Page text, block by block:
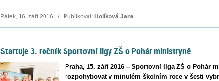
Pátek, 16. září 2016 / Publikoval: Holíková Jana
Startuje 3. ročník Sportovní ligy ZŠ o Pohár ministryně
Praha, 15. září 2016 – Sportovní liga ZŠ o Pohár
rozpohybovat v minulém školním roce v šesti